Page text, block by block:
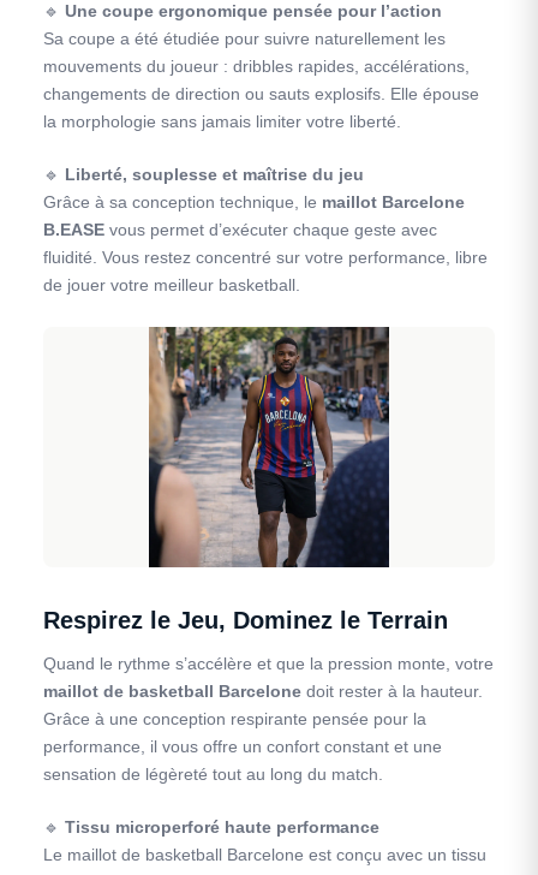
🔹 Une coupe ergonomique pensée pour l’action
Sa coupe a été étudiée pour suivre naturellement les
mouvements du joueur : dribbles rapides, accélérations,
changements de direction ou sauts explosifs. Elle épouse
la morphologie sans jamais limiter votre liberté.
🔹 Liberté, souplesse et maîtrise du jeu
Grâce à sa conception technique, le maillot Barcelone
B.EASE vous permet d’exécuter chaque geste avec
fluidité. Vous restez concentré sur votre performance, libre
de jouer votre meilleur basketball.
Respirez le Jeu, Dominez le Terrain
Quand le rythme s’accélère et que la pression monte, votre
maillot de basketball Barcelone doit rester à la hauteur.
Grâce à une conception respirante pensée pour la
performance, il vous offre un confort constant et une
sensation de légèreté tout au long du match.
🔹 Tissu microperforé haute performance
Le maillot de basketball Barcelone est conçu avec un tissu